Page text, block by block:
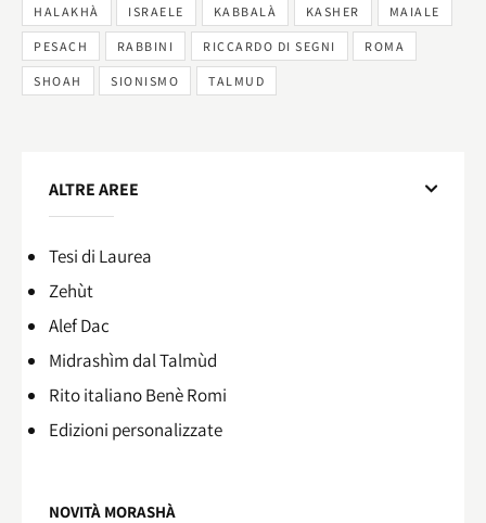
HALAKHÀ ISRAELE KABBALÀ KASHER MAIALE
PESACH RABBINI RICCARDO DI SEGNI ROMA
SHOAH SIONISMO TALMUD
ALTRE AREE
Tesi di Laurea
Zehùt
Alef Dac
Midrashìm dal Talmùd
Rito italiano Benè Romi​
Edizioni personalizzate
NOVITÀ MORASHÀ